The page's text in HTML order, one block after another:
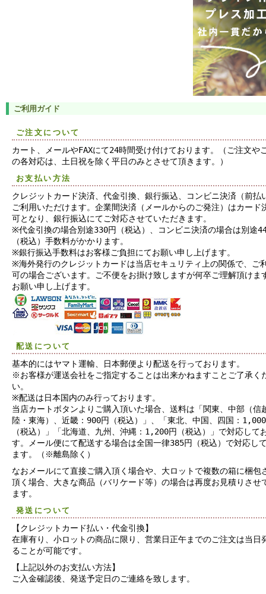
ご利用ガイド
ご注文について
カート、メールやFAXにて24時間受け付けております。（ご注文や
の各対応は、土日祝を除く平日のみとさせて頂きます。）
お支払い方法
クレジットカード決済、代金引換、銀行振込、コンビニ決済（前払
ご利用いただけます。企業間決済（メールからのご発注）はカード
可となり、銀行振込にてご対応させていただきます。
※代金引換の場合別途330円（税込）、コンビニ決済の場合は別途
（税込）手数料がかかります。
※銀行振込手数料はお客様ご負担にてお願い申し上げます。
※海外発行のクレジットカードは当店セキュリティ上の関係で、ご
可の場合ございます。ご不便をお掛け致しますが何卒ご理解頂けま
お願い申し上げます。
配送について
基本的にはヤマト運輸、日本郵便より配送を行っております。
※お客様が運送会社をご指定することは出来かねますことご了承く
い。
※配送は日本国内のみ行っております。
当店カートボタンよりご購入頂いた場合、送料は「関東、中部（信
陸・東海）、近畿：900円（税込）」、「東北、中国、四国：
（税込）」「北海道、九州、沖縄：1,200円（税込）」で対応して
す。メール便にて配送する場合は全国一律385円（税込）で対応し
ます。（※離島除く）
なおメールにて直接ご購入頂く場合や、大ロットで複数の箱に梱包
頂く場合、大きな商品（バリケード等）の場合は再度お見積りさせ
ます。
発送について
【クレジットカード払い・代金引換】
在庫有り、小ロットの商品に限り、営業日正午までのご注文は当日
ることが可能です。
【上記以外のお支払い方法】
ご入金確認後、発送予定日のご連絡を致します。